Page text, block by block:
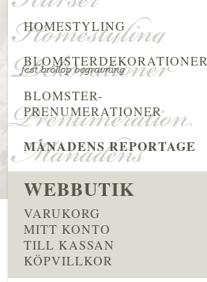
HOMESTYLING
BLOMSTERDEKORATIONER
BLOMSTER-
PRENUMERATIONER
MÅNADENS REPORTAGE
WEBBUTIK
VARUKORG
MITT KONTO
TILL KASSAN
KÖPVILLKOR